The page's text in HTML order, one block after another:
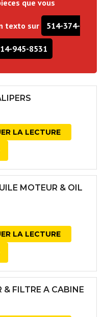
que vous
texto sur 514-374-
945-8531
LA LECTURE
MOTEUR & OIL
LA LECTURE
& FILTRE A CABINE